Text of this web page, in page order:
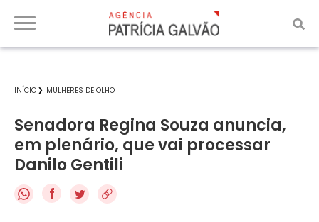
INÍCIO MULHERES DE OLHO
Senadora Regina Souza anuncia,
em plenário, que vai processar
Danilo Gentili
f